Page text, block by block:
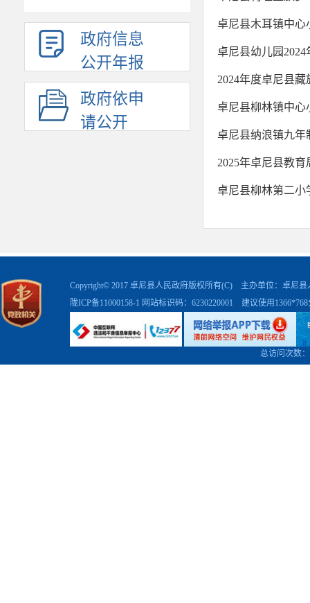
政府信息
公开年报
政府依申
请公开
卓尼县木耳镇中心
卓尼县幼儿园
2024年度卓尼县
卓尼县柳林镇中心
卓尼县纳浪镇九年
2025年卓尼县教
卓尼县柳林第二小
Copyright© 2017 卓尼县人民政府版权所有(C) 主办单位：卓尼
陇ICP备11000158-1 网站标识码：6230220001 建议使用
总访问次数：